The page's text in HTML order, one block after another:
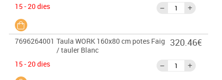
15 - 20 dies
7696264001 Taula WORK 160x80 cm potes Faig
/ tauler Blanc
15 - 20 dies
320.46€